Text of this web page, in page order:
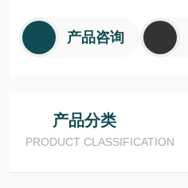
产品咨询
产品分类
PRODUCT CLASSIFICATION